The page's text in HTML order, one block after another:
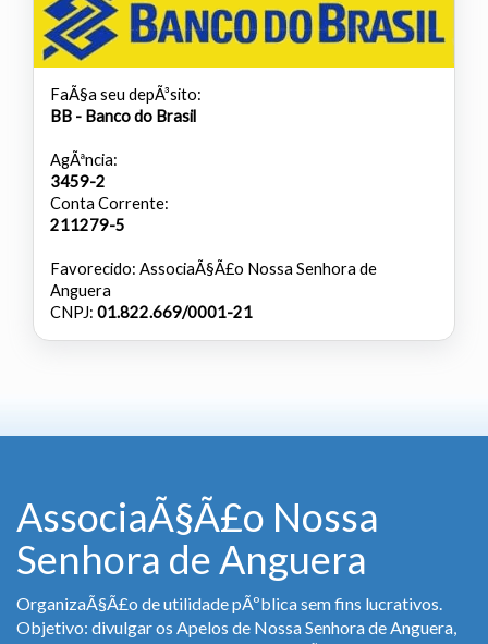
FaÃ§a seu depÃ³sito:
BB - Banco do Brasil
AgÃªncia:
3459-2
Conta Corrente:
211279-5
Favorecido: AssociaÃ§Ã£o Nossa Senhora de
Anguera
CNPJ: 01.822.669/0001-21
AssociaÃ§Ã£o Nossa
Senhora de Anguera
OrganizaÃ§Ã£o de utilidade pÃºblica sem fins lucrativos.
Objetivo: divulgar os Apelos de Nossa Senhora de Anguera,